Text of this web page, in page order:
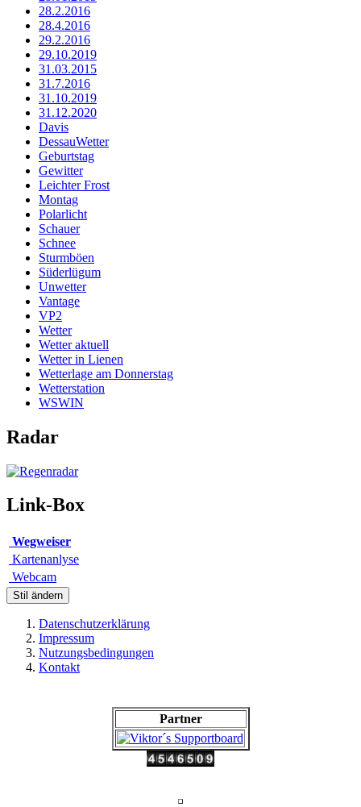
28.2.2016
28.4.2016
29.2.2016
29.10.2019
31.03.2015
31.7.2016
31.10.2019
31.12.2020
Davis
DessauWetter
Geburtstag
Gewitter
Leichter Frost
Montag
Polarlicht
Schauer
Schnee
Sturmböen
Süderlügum
Unwetter
Vantage
VP2
Wetter
Wetter aktuell
Wetter in Lienen
Wetterlage am Donnerstag
Wetterstation
WSWIN
Radar
Link-Box
Wegweiser
Kartenanlyse
Webcam
Stil ändern
Datenschutzerklärung
Impressum
Nutzungsbedingungen
Kontakt
Partner